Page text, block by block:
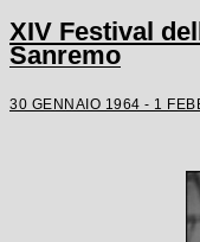
XIV Festival
Sanremo
30 GENNAIO 1964 - 1